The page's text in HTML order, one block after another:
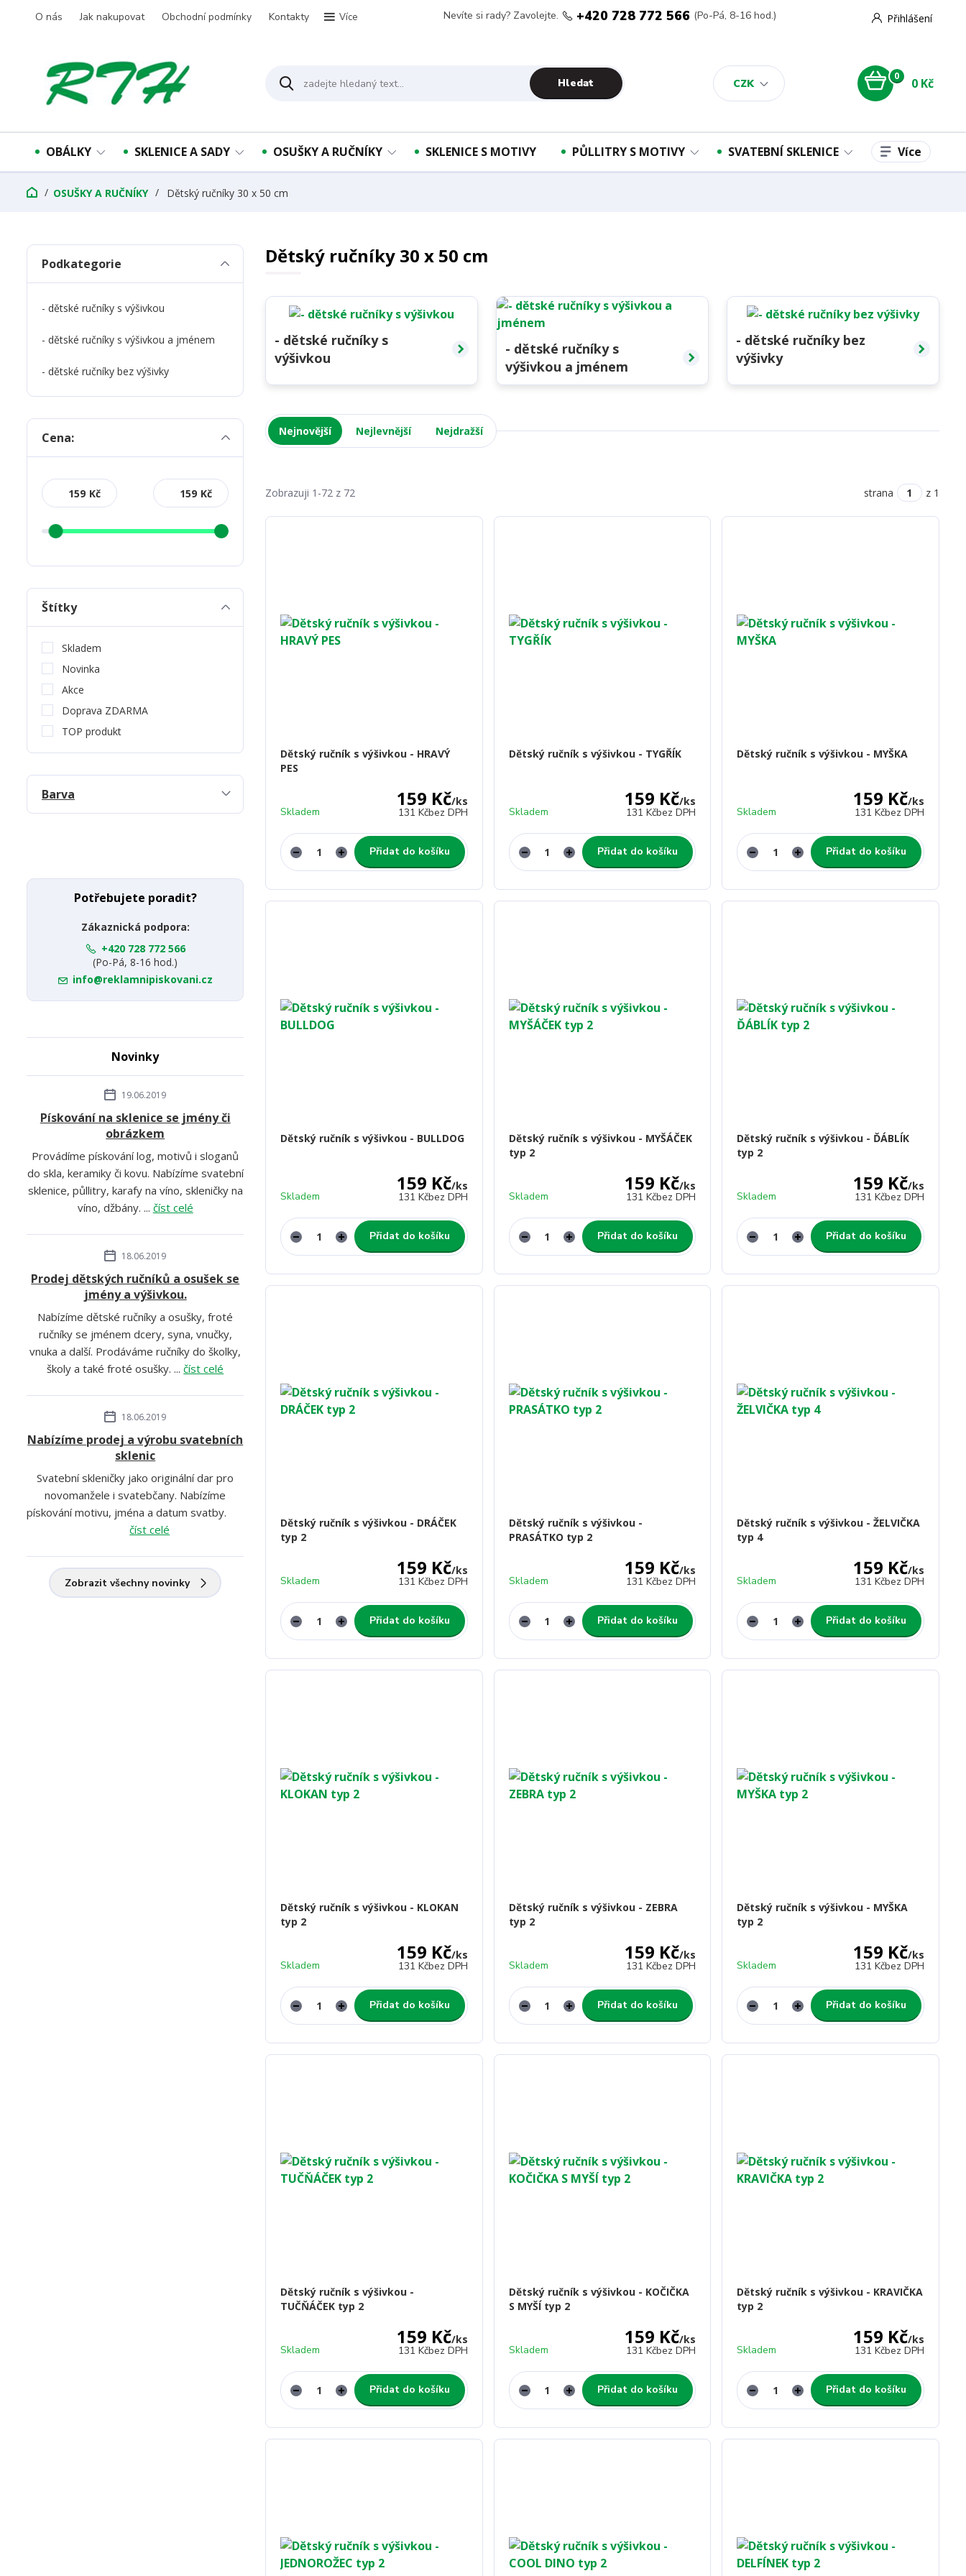
O nás Jak nakupovat Obchodní podmínky Kontakty Více
CZK
Přihlášení
Hledat
Nevíte si rady? Zavolejte. +420 728 772 566 (Po-Pá, 8-16 hod.)
0 0 Kč
OBÁLKY SKLENICE A SADY OSUŠKY A RUČNÍKY SKLENICE S MOTIVY PŮLLITRY S MOTIVY SVATEBNÍ SKLENICE Více
OSUŠKY A RUČNÍKY Dětský ručníky 30 x 50 cm
Dětský ručníky 30 x 50 cm
- dětské ručníky s
výšivkou
- dětské ručníky s
výšivkou a jménem
- dětské ručníky bez
výšivky
Nejnovější Nejlevnější Nejdražší
Zobrazuji 1-72 z 72 strana z 1
Dětský ručník s výšivkou - HRAVÝ
PES
159 Kč/ks
131 Kčbez DPH
Skladem
Přidat do košíku
Dětský ručník s výšivkou - TYGŘÍK
159 Kč/ks
131 Kčbez DPH
Skladem
Přidat do košíku
Dětský ručník s výšivkou - MYŠKA
159 Kč/ks
131 Kčbez DPH
Skladem
Přidat do košíku
Dětský ručník s výšivkou - BULLDOG
159 Kč/ks
131 Kčbez DPH
Skladem
Přidat do košíku
Dětský ručník s výšivkou - MYŠÁČEK
typ 2
159 Kč/ks
131 Kčbez DPH
Skladem
Přidat do košíku
Dětský ručník s výšivkou - ĎÁBLÍK
typ 2
159 Kč/ks
131 Kčbez DPH
Skladem
Přidat do košíku
Dětský ručník s výšivkou - DRÁČEK
typ 2
159 Kč/ks
131 Kčbez DPH
Skladem
Přidat do košíku
Dětský ručník s výšivkou -
PRASÁTKO typ 2
159 Kč/ks
131 Kčbez DPH
Skladem
Přidat do košíku
Dětský ručník s výšivkou - ŽELVIČKA
typ 4
159 Kč/ks
131 Kčbez DPH
Skladem
Přidat do košíku
Dětský ručník s výšivkou - KLOKAN
typ 2
159 Kč/ks
131 Kčbez DPH
Skladem
Přidat do košíku
Dětský ručník s výšivkou - ZEBRA
typ 2
159 Kč/ks
131 Kčbez DPH
Skladem
Přidat do košíku
Dětský ručník s výšivkou - MYŠKA
typ 2
159 Kč/ks
131 Kčbez DPH
Skladem
Přidat do košíku
Dětský ručník s výšivkou -
TUČŇÁČEK typ 2
159 Kč/ks
131 Kčbez DPH
Skladem
Přidat do košíku
Dětský ručník s výšivkou - KOČIČKA
S MYŠÍ typ 2
159 Kč/ks
131 Kčbez DPH
Skladem
Přidat do košíku
Dětský ručník s výšivkou - KRAVIČKA
typ 2
159 Kč/ks
131 Kčbez DPH
Skladem
Přidat do košíku
Podkategorie
- dětské ručníky s výšivkou
- dětské ručníky s výšivkou a jménem
- dětské ručníky bez výšivky
Cena:
Kč Kč
Štítky
Skladem
Novinka
Akce
Doprava ZDARMA
TOP produkt
Barva
Potřebujete poradit?
Zákaznická podpora:
+420 728 772 566
(Po-Pá, 8-16 hod.)
info@reklamnipiskovani.cz
Novinky
19.06.2019
Pískování na sklenice se jmény či
obrázkem
Provádíme pískování log, motivů i sloganů
do skla, keramiky či kovu. Nabízíme svatební
sklenice, půllitry, karafy na víno, skleničky na
víno, džbány. ... číst celé
18.06.2019
Prodej dětských ručníků a osušek se
jmény a výšivkou.
Nabízíme dětské ručníky a osušky, froté
ručníky se jménem dcery, syna, vnučky,
vnuka a další. Prodáváme ručníky do školky,
školy a také froté osušky. ...číst celé
18.06.2019
Nabízíme prodej a výrobu svatebních
sklenic
Svatební skleničky jako originální dar pro
novomanžele i svatebčany. Nabízíme
pískování motivu, jména a datum svatby.
číst celé
Zobrazit všechny novinky